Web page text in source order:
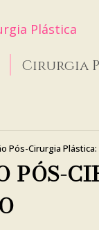
Cirurgia
Pós-Cirurgia
PÓS-